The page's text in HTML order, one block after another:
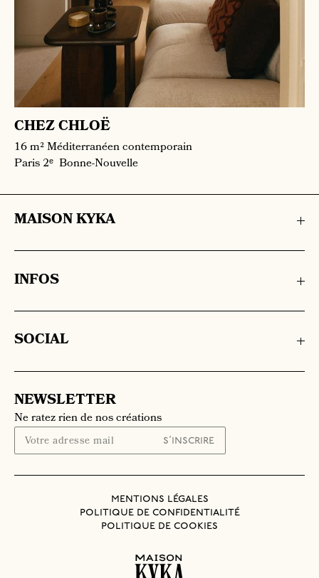
CHEZ CHLOË
16 m²Méditerranéen contemporain
Paris 2ᵉ Bonne-Nouvelle
MAISON KYKA
INFOS
SOCIAL
NEWSLETTER
Ne ratez rien de nos créations
mentions légales
politique de confidentialité
politique de cookies